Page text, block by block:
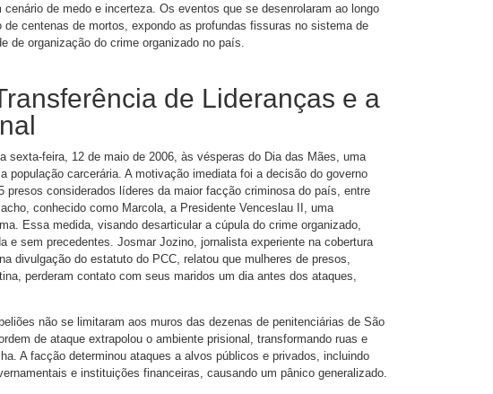
cenário de medo e incerteza. Os eventos que se desenrolaram ao longo
centenas de mortos, expondo as profundas fissuras no sistema de
de organização do crime organizado no país.
de Lideranças e a
sexta-feira, 12 de maio de 2006, às vésperas do Dia das Mães, uma
população carcerária. A motivação imediata foi a decisão do governo
presos considerados líderes da maior facção criminosa do país, entre
conhecido como Marcola, a Presidente Venceslau II, uma
Essa medida, visando desarticular a cúpula do crime organizado,
e sem precedentes. Josmar Jozino, jornalista experiente na cobertura
divulgação do estatuto do PCC, relatou que mulheres de presos,
perderam contato com seus maridos um dia antes dos ataques,
não se limitaram aos muros das dezenas de penitenciárias de São
de ataque extrapolou o ambiente prisional, transformando ruas e
A facção determinou ataques a alvos públicos e privados, incluindo
e instituições financeiras, causando um pânico generalizado.